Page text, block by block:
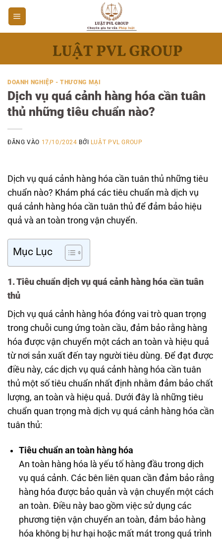
Bỏ
qua
nội
DOANH NGHIỆP - THƯƠNG MẠI
Dịch vụ quá cảnh hàng hóa cần tuân
thủ những tiêu chuẩn nào?
ĐĂNG VÀO 17/10/2024 BỞI LUẬT PVL GROUP
Dịch vụ quá cảnh hàng hóa cần tuân thủ những tiêu
chuẩn nào? Khám phá các tiêu chuẩn mà dịch vụ
quá cảnh hàng hóa cần tuân thủ để đảm bảo hiệu
quả và an toàn trong vận chuyển.
Mục Lục
1. Tiêu chuẩn dịch vụ quá cảnh hàng hóa cần tuân
thủ
Dịch vụ quá cảnh hàng hóa đóng vai trò quan trọng
trong chuỗi cung ứng toàn cầu, đảm bảo rằng hàng
hóa được vận chuyển một cách an toàn và hiệu quả
từ nơi sản xuất đến tay người tiêu dùng. Để đạt được
điều này, các dịch vụ quá cảnh hàng hóa cần tuân
thủ một số tiêu chuẩn nhất định nhằm đảm bảo chất
lượng, an toàn và hiệu quả. Dưới đây là những tiêu
chuẩn quan trọng mà dịch vụ quá cảnh hàng hóa cần
tuân thủ:
Tiêu chuẩn an toàn hàng hóa
An toàn hàng hóa là yếu tố hàng đầu trong dịch
vụ quá cảnh. Các bên liên quan cần đảm bảo rằng
hàng hóa được bảo quản và vận chuyển một cách
an toàn. Điều này bao gồm việc sử dụng các
phương tiện vận chuyển an toàn, đảm bảo hàng
hóa không bị hư hại hoặc mất mát trong quá trình